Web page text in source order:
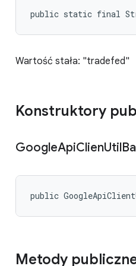
public static final
Wartość stała: "tradefed"
Konstruktory
GoogleApiClienUtil
public
Metody